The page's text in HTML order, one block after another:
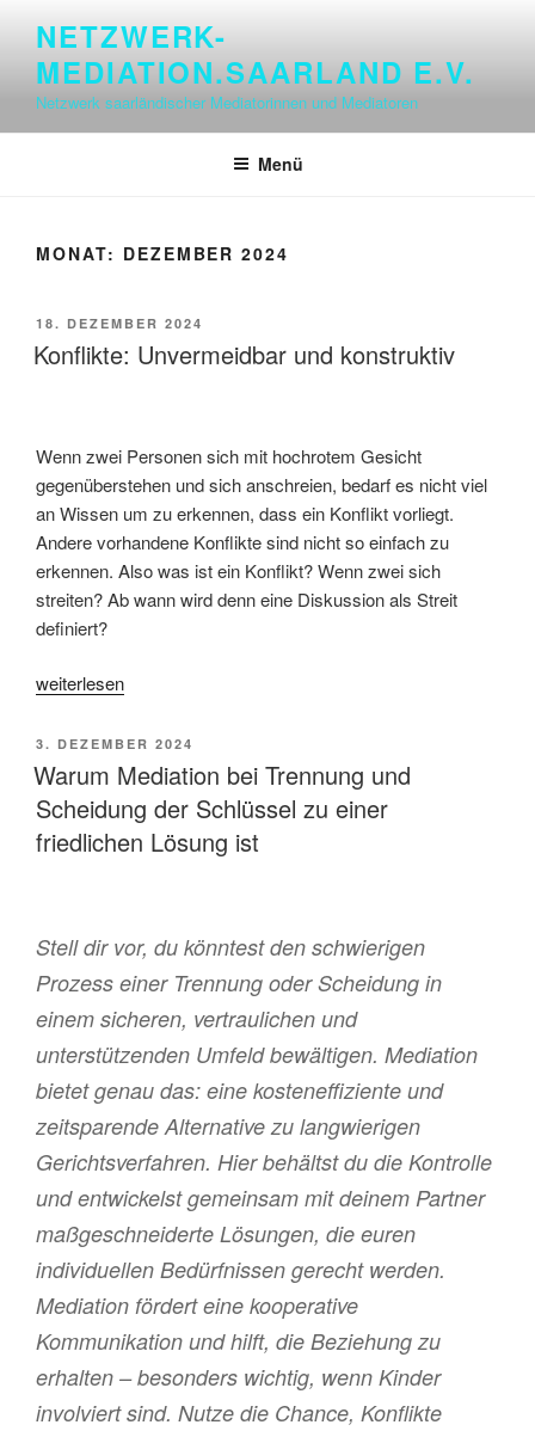
springen
NETZWERK-
MEDIATION.SAARLAND E.V.
Netzwerk saarländischer Mediatorinnen und Mediatoren
Menü
MONAT: DEZEMBER 2024
VERÖFFENTLICHT
AM
18. DEZEMBER 2024
Konflikte: Unvermeidbar und konstruktiv
Wenn zwei Personen sich mit hochrotem Gesicht
gegenüberstehen und sich anschreien, bedarf es nicht viel
an Wissen um zu erkennen, dass ein Konflikt vorliegt.
Andere vorhandene Konflikte sind nicht so einfach zu
erkennen. Also was ist ein Konflikt? Wenn zwei sich
streiten? Ab wann wird denn eine Diskussion als Streit
definiert?
„Konflikte:
und
konstruktiv“
weiterlesen
VERÖFFENTLICHT
AM
3. DEZEMBER 2024
Warum Mediation bei Trennung und
Scheidung der Schlüssel zu einer
friedlichen Lösung ist
Stell dir vor, du könntest den schwierigen
Prozess einer Trennung oder Scheidung in
einem sicheren, vertraulichen und
unterstützenden Umfeld bewältigen. Mediation
bietet genau das: eine kosteneffiziente und
zeitsparende Alternative zu langwierigen
Gerichtsverfahren. Hier behältst du die Kontrolle
und entwickelst gemeinsam mit deinem Partner
maßgeschneiderte Lösungen, die euren
individuellen Bedürfnissen gerecht werden.
Mediation fördert eine kooperative
Kommunikation und hilft, die Beziehung zu
erhalten – besonders wichtig, wenn Kinder
involviert sind. Nutze die Chance, Konflikte